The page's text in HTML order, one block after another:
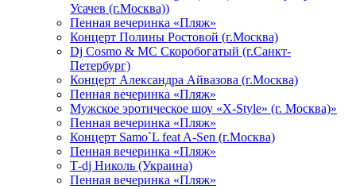
Усачев (г.Москва))
Пенная вечеринка «Пляж»
Концерт Полины Ростовой (г.Москва)
Dj Cosmo & МС Скоробогатый (г.Санкт-
Петербург)
Концерт Александра Айвазова (г.Москва)
Пенная вечеринка «Пляж»
Мужское эротическое шоу «X-Style» (г. Москва)»
Пенная вечеринка «Пляж»
Концерт Samo`L feat A-Sen (г.Москва)
Пенная вечеринка «Пляж»
Т-dj Николь (Украина)
Пенная вечеринка «Пляж»